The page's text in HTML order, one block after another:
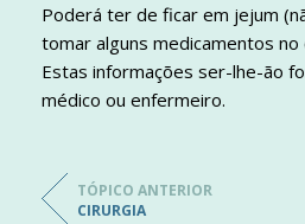
Poderá ter de ficar em jejum
tomar alguns medicamentos
Estas informações ser-lhe-ão
médico ou enfermeiro.
TÓPICO ANTERIOR
CIRURGIA